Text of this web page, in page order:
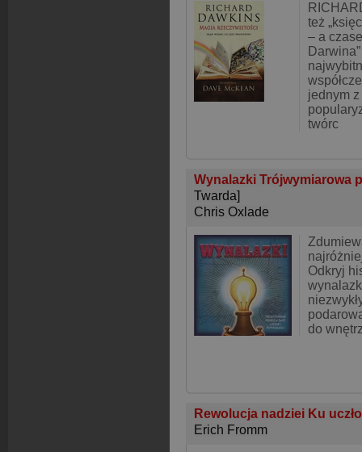
też
– a
jednym
twórc
Wynalazki Trójwymiarowa
Twarda]
Chris Oxlade
Odkryj
do
Rewolucja nadziei Ku
Erich Fromm